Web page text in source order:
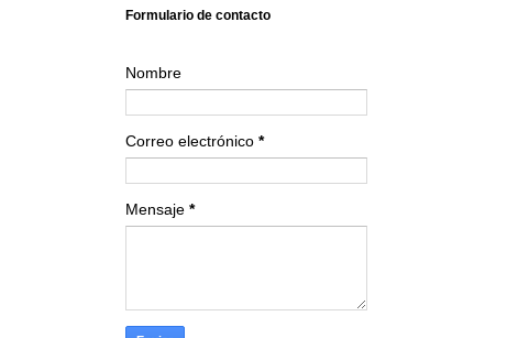
Formulario de contacto
Nombre
Correo electrónico *
Mensaje *